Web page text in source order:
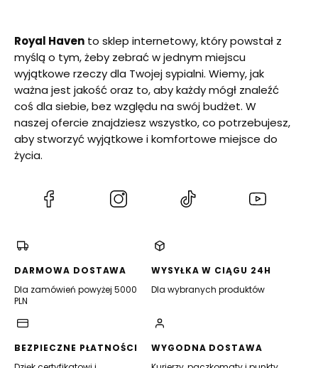
0 ALMA
szare
Zoya
12 ze
stelaże
m i
pojemn
ikiem
Royal Haven to sklep internetowy, który powstał z
myślą o tym, żeby zebrać w jednym miejscu
wyjątkowe rzeczy dla Twojej sypialni. Wiemy, jak
ważna jest jakość oraz to, aby każdy mógł znaleźć
coś dla siebie, bez względu na swój budżet. W
naszej ofercie znajdziesz wszystko, co potrzebujesz,
aby stworzyć wyjątkowe i komfortowe miejsce do
życia.
karcie)
(Otwiera
nowej
karcie)
(Otwiera
karcie)
(Otwiera
karcie)
DARMOWA DOSTAWA
Dla zamówień powyżej 5000
PLN
WYSYŁKA W CIĄGU 24H
Dla wybranych produktów
BEZPIECZNE PŁATNOŚCI
WYGODNA DOSTAWA